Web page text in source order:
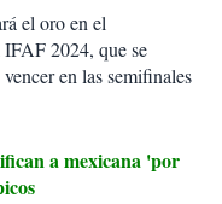
el oro en el
2024, que se
en las semifinales
a mexicana 'por